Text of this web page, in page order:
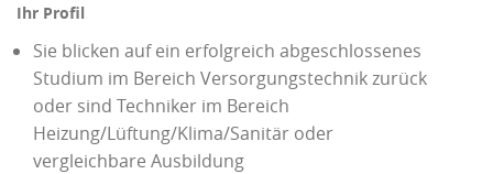
Ihr Profil
Sie blicken auf ein erfolgreich abgeschlossenes
Studium im Bereich Versorgungstechnik zurück
oder sind Techniker im Bereich
Heizung/Lüftung/Klima/Sanitär oder
vergleichbare Ausbildung